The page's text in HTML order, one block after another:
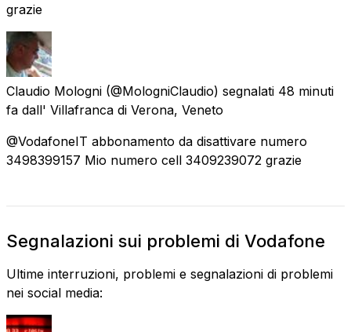
grazie
Claudio Mologni (@MologniClaudio) segnalati 48 minuti
fa dall' Villafranca di Verona, Veneto
@VodafoneIT abbonamento da disattivare numero
3498399157 Mio numero cell 3409239072 grazie
Segnalazioni sui problemi di Vodafone
Ultime interruzioni, problemi e segnalazioni di problemi
nei social media: